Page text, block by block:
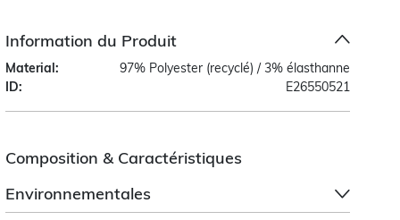
Information du Produit
Material:
97% Polyester (recyclé) / 3% élasthanne
ID:
E26550521
Composition & Caractéristiques
Environnementales